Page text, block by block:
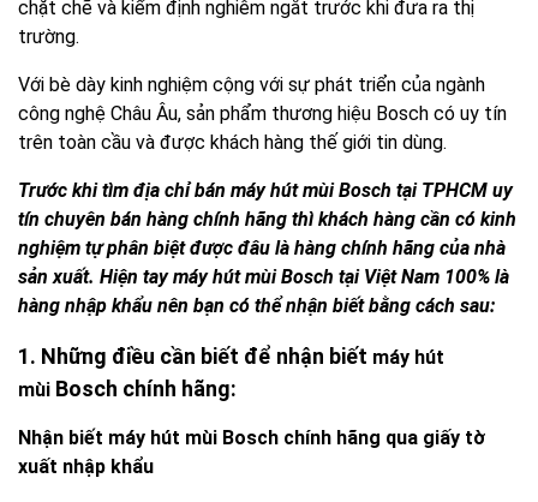
chặt chẽ và kiểm định nghiêm ngắt trước khi đưa ra thị
trường.
Với bè dày kinh nghiệm cộng với sự phát triển của ngành
công nghệ Châu Âu, sản phẩm thương hiệu Bosch có uy tín
trên toàn cầu và được khách hàng thế giới tin dùng.
Trước khi tìm địa chỉ bán máy hút mùi Bosch tại TPHCM uy
tín chuyên bán hàng chính hãng thì khách hàng cần có kinh
nghiệm tự phân biệt được đâu là hàng chính hãng của nhà
sản xuất. Hiện taymáy hút mùi Bosch tại Việt Nam 100% là
hàng nhập khẩu nên bạn có thể nhận biết bằng cách sau:
1. Những điều cần biết để nhận biết máy hút
mùi Bosch chính hãng:
Nhận biết máy hút mùi Bosch chính hãng qua giấy tờ
xuất nhập khẩu